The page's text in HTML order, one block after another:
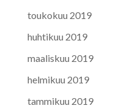
toukokuu 2019
huhtikuu 2019
maaliskuu 2019
helmikuu 2019
tammikuu 2019